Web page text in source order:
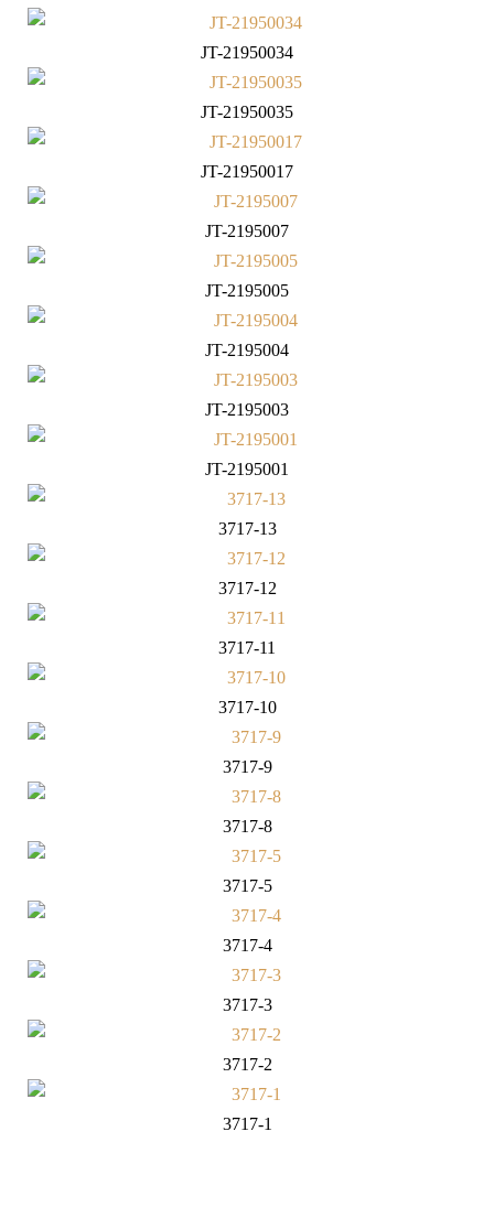
JT-21950034
JT-21950035
JT-21950017
JT-2195007
JT-2195005
JT-2195004
JT-2195003
JT-2195001
3717-13
3717-12
3717-11
3717-10
3717-9
3717-8
3717-5
3717-4
3717-3
3717-2
3717-1